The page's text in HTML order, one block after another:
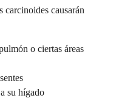
carcinoides causarán
o ciertas áreas
su hígado